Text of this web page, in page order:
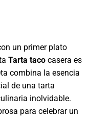
un primer plato
Tarta taco casera es
combina la esencia
de una tarta
inolvidable.
para celebrar un